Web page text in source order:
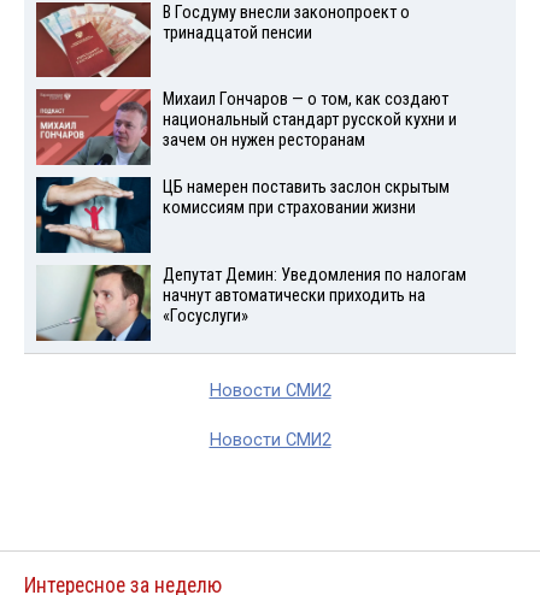
В Госдуму внесли законопроект о
тринадцатой пенсии
Михаил Гончаров — о том, как создают
национальный стандарт русской кухни и
зачем он нужен ресторанам
ЦБ намерен поставить заслон скрытым
комиссиям при страховании жизни
Депутат Демин: Уведомления по налогам
начнут автоматически приходить на
«Госуслуги»
Новости СМИ2
Новости СМИ2
Интересное за неделю